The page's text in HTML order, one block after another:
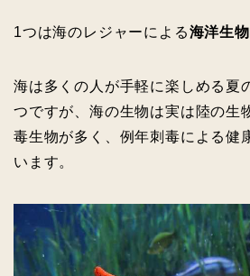
1つは海のレジャーによる海洋生物
海は多くの人が手軽に楽しめる夏
つですが、海の生物は実は陸の生
毒生物が多く、例年刺毒による健
います。